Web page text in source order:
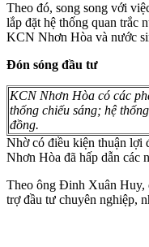
Theo đó, song song với
lắp đặt hệ thống quan trắc
KCN Nhơn Hòa và nước
Đón sóng đầu tư
KCN Nhơn Hòa có các
thống chiếu sáng; hệ
đồng.
Nhờ có điều kiện thuận lợi
Nhơn Hòa đã hấp dẫn các
Theo ông Đinh Xuân Huy,
trợ đầu tư chuyên nghiệp,